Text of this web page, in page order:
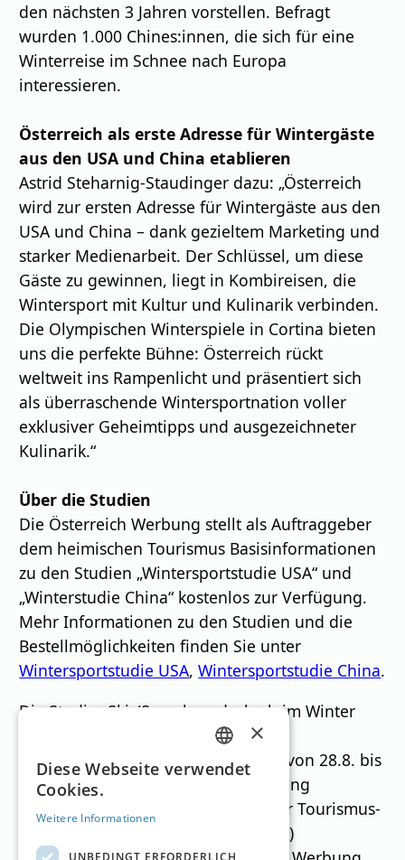
den nächsten 3 Jahren vorstellen. Befragt
wurden 1.000 Chines:innen, die sich für eine
Winterreise im Schnee nach Europa
interessieren.
Österreich als erste Adresse für Wintergäste
aus den USA und China etablieren
Astrid Steharnig-Staudinger dazu: „Österreich
wird zur ersten Adresse für Wintergäste aus den
USA und China – dank gezieltem Marketing und
starker Medienarbeit. Der Schlüssel, um diese
Gäste zu gewinnen, liegt in Kombireisen, die
Wintersport mit Kultur und Kulinarik verbinden.
Die Olympischen Winterspiele in Cortina bieten
uns die perfekte Bühne: Österreich rückt
weltweit ins Rampenlicht und präsentiert sich
als überraschende Wintersportnation voller
exklusiver Geheimtipps und ausgezeichneter
Kulinarik.“
Über die Studien
Die Österreich Werbung stellt als Auftraggeber
dem heimischen Tourismus Basisinformationen
zu den Studien „Wintersportstudie USA“ und
„Winterstudie China“ kostenlos zur Verfügung.
Mehr Informationen zu den Studien und die
Bestellmöglichkeiten finden Sie unter
Wintersportstudie USA,Wintersportstudie China.
Die Studie „Ski-/Snowboardurlaub im Winter
2025/26“ basiert auf den Daten der
Winterpotenzialstudie 2025/26, die von 28.8. bis
11.9.2025 von der Österreich Werbung
gemeinsam mit dem NIT (Institut für Tourismus-
und Bäderforschung in Nordeuropa)
GERMAN
×
Diese Webseite verwendet
Cookies.
Weitere Informationen
UNBEDINGT ERFORDERLICH